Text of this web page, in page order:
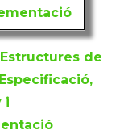
Estructures de
i